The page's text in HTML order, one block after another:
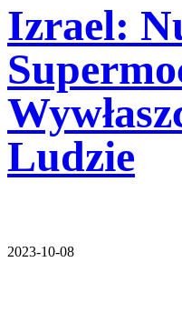
Izrael:
Ludzie
2023-10-08